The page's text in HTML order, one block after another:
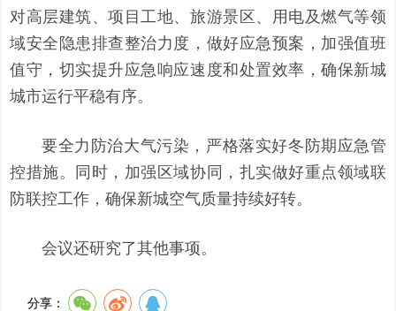
对高层建筑、项目工地、旅游景区、用电及燃气等领
域安全隐患排查整治力度，做好应急预案，加强值班
值守，切实提升应急响应速度和处置效率，确保新城
城市运行平稳有序。
要全力防治大气污染，严格落实好冬防期应急管
控措施。同时，加强区域协同，扎实做好重点领域联
防联控工作，确保新城空气质量持续好转。
会议还研究了其他事项。
分享：